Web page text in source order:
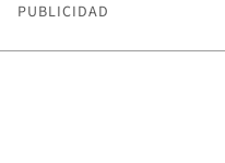
PUBLICIDAD